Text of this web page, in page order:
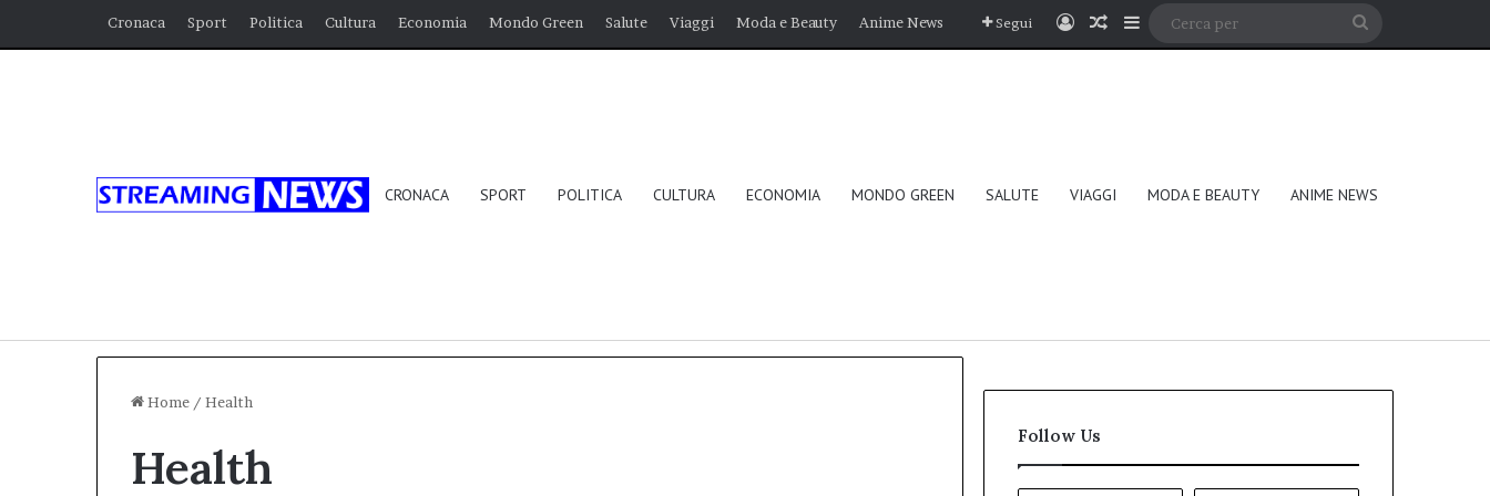
Cronaca Sport Politica Cultura Economia Mondo Green Salute Viaggi Moda e Beauty Anime News Segui AccediUn articolo a caso
Barra laterale
CRONACA SPORT POLITICA CULTURA ECONOMIA MONDO GREEN SALUTE VIAGGI MODA E BEAUTY ANIME NEWS
Home / Health
Health
Follow Us